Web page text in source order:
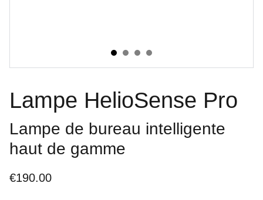
Lampe HelioSense Pro
Lampe de bureau intelligente
haut de gamme
€190.00